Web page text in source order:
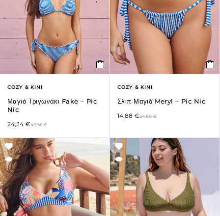
COZY & KINI
Μαγιό Τριγωνάκι Fake – Pic
Nic
40,56€
24,34 €
COZY & KINI
Σλιπ Μαγιό Meryl – Pic Nic
24,80€
14,88 €